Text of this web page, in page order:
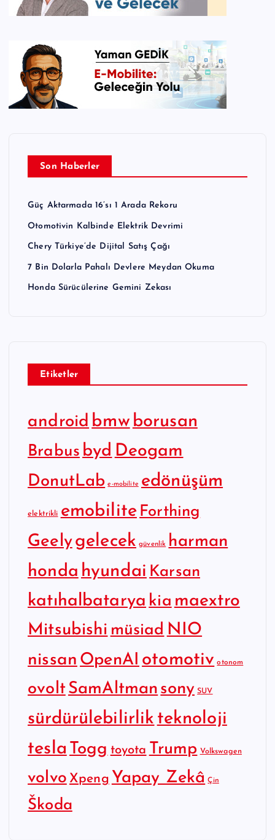
Son Haberler
Güç Aktarmada 16’sı 1 Arada Rekoru
Otomotivin Kalbinde Elektrik Devrimi
Chery Türkiye’de Dijital Satış Çağı
7 Bin Dolarla Pahalı Devlere Meydan Okuma
Honda Sürücülerine Gemini Zekası
Etiketler
android bmw borusan
Brabus byd Deogam
DonutLab e-mobilite edönüşüm
elektrikli emobilite Forthing
Geelygelecek güvenlik harman
honda hyundai Karsan
katıhalbatarya kia maextro
Mitsubishi müsiad NIO
nissan OpenAI otomotiv otonom
ovoltSamAltman sony SUV
sürdürülebilirlik teknoloji
tesla Togg toyota Trump Volkswagen
volvo Xpeng Yapay Zekâ Çin
Škoda